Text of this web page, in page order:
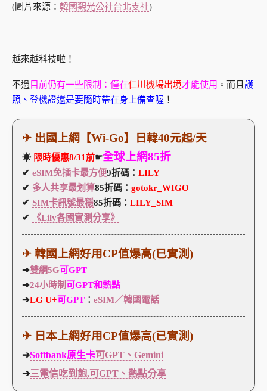
(圖片來源： 韓國觀光公社台北支社)
越來越科技啦！
不過 目前仍有一些限制：僅在仁川機場出境才能使用 。而且 護
照、登機證還是要隨時帶在身上備查喔 ！
✈ 出國上網【Wi-Go】日韓40元起/天
☀ 限時優惠8/31前☛全球上網85折
✔ eSIM免插卡最方便9折碼： LILY
✔ 多人共享最划算85折碼： gotokr_WIGO
✔ SIM卡訊號最穩85折碼： LILY_SIM
✔
《Lily各國實測分享》
✈ 韓國上網好用CP值爆高(已實測)
➔雙網5G可GPT
➔24小時制 可GPT和熱點
➔LG U+可GPT ： eSIM／韓國電話
✈ 日本上網好用CP值爆高(已實測)
➔Softbank原生卡可GPT、Gemini
➔三電信吃到飽,可GPT、熱點分享